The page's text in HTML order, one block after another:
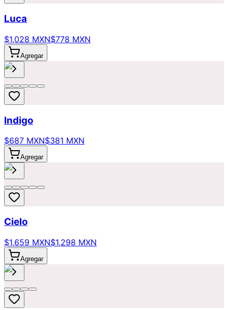
Luca
$1,028 MXN$778 MXN
Agregar
Indigo
$687 MXN$381 MXN
Agregar
Cielo
$1,659 MXN$1,298 MXN
Agregar